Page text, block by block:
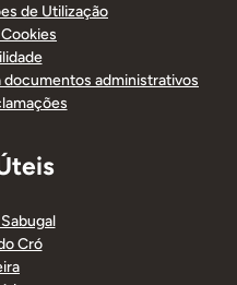
de Utilização
documentos administrativos
Cró